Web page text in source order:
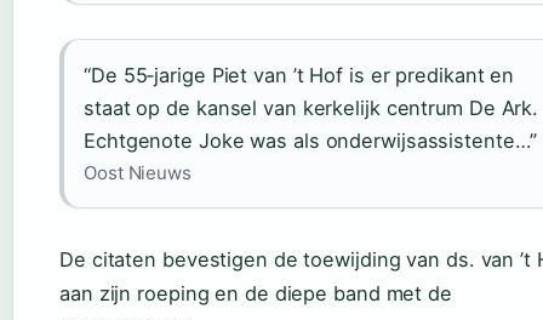
“De 55‑jarige Piet van ’t Hof is er predikant en
staat op de kansel van kerkelijk centrum De Ark.
Echtgenote Joke was als onderwijsassistente…”
Oost Nieuws
De citaten bevestigen de toewijding van ds. van ’t
aan zijn roeping en de diepe band met de